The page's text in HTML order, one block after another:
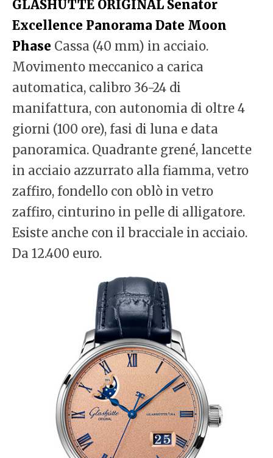
GLASHÜTTE ORIGINAL Senator
Excellence Panorama Date Moon
Phase Cassa (40 mm) in acciaio.
Movimento meccanico a carica
automatica, calibro 36-24 di
manifattura, con autonomia di oltre 4
giorni (100 ore), fasi di luna e data
panoramica. Quadrante grené, lancette
in acciaio azzurrato alla fiamma, vetro
zaffiro, fondello con oblò in vetro
zaffiro, cinturino in pelle di alligatore.
Esiste anche con il bracciale in acciaio.
Da 12.400 euro.